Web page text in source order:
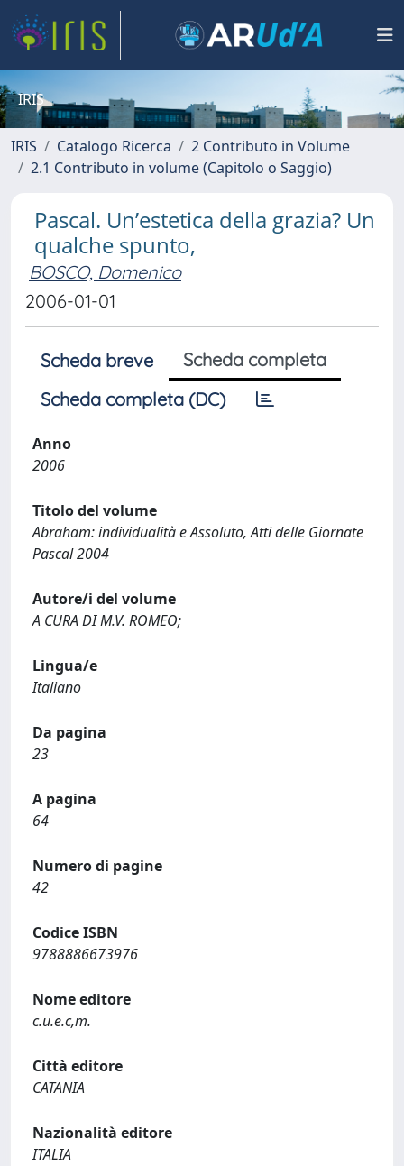
IRIS
IRIS Catalogo Ricerca
2 Contributo in Volume
2.1 Contributo in volume (Capitolo o Saggio)
Pascal. Un’estetica della grazia? Un
qualche spunto,
BOSCO, Domenico
2006-01-01
Scheda breve
Scheda completa
Scheda completa (DC)
Anno
2006
Titolo del volume
Abraham: individualità e Assoluto, Atti delle Giornate
Pascal 2004
Autore/i del volume
A CURA DI M.V. ROMEO;
Lingua/e
Italiano
Da pagina
23
A pagina
64
Numero di pagine
42
Codice ISBN
9788886673976
Nome editore
c.u.e.c,m.
Città editore
CATANIA
Nazionalità editore
ITALIA